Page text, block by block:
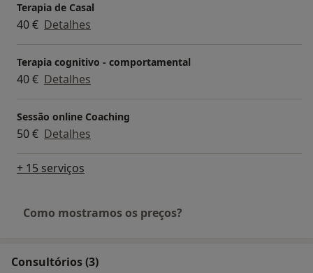
Terapia de Casal
40 € Detalhes
Terapia cognitivo - comportamental
40 € Detalhes
Sessão online Coaching
50 € Detalhes
+ 15 serviços
Como mostramos os preços?
Consultórios (3)